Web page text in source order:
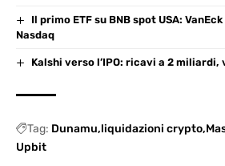
Il primo ETF su BNB spot USA:
Nasdaq
Kalshi verso l’IPO: ricavi a 2
Tag: Dunamu liquidazioni crypto
Upbit